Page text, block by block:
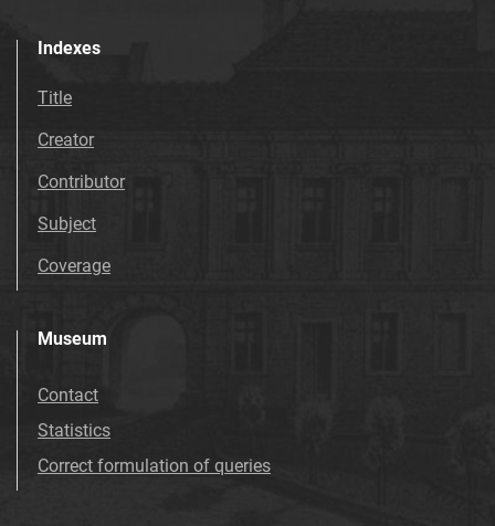
Indexes
Title
Creator
Contributor
Subject
Coverage
Museum
Contact
Statistics
Correct formulation of queries